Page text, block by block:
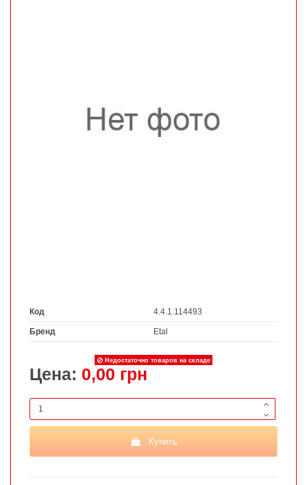
Код 4.4.1.114493
Бренд Etal
Недостаточно товаров на складе
Цена: 0,00 грн
Купить